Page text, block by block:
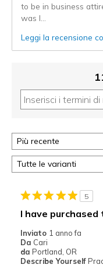
to be in business
was l
Leggi la recensione
5
I have
Inviato 1 anno fa
Da Cari
da Portland, OR
Describe Yourself